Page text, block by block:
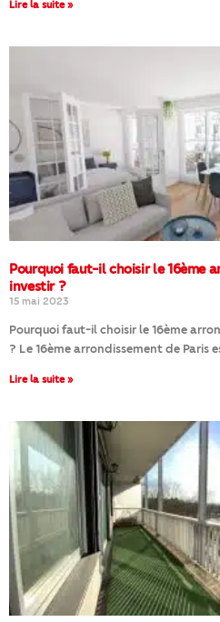
Lire la suite »
Pourquoi faut-il choisir le 16ème
investir ?
15 mai 2023
Pourquoi faut-il choisir le 16ème
? Le 16ème arrondissement de Paris
Lire la suite »